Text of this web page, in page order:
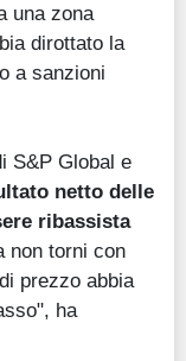
una zona
dirottato la
a sanzioni
S&P Global e
netto delle
ribassista
non torni con
prezzo abbia
ha